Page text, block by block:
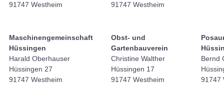
91747 Westheim
91747 Westheim
Maschinengemeinschaft
Hüssingen
Harald Oberhauser
Hüssingen 27
91747 Westheim
Obst- und
Gartenbauverein
Christine Walther
Hüssingen 17
91747 Westheim
Bernd
91747